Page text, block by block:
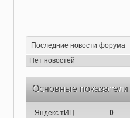
Последние новости форума
Нет новостей
Основные
Яндекс тИЦ
0